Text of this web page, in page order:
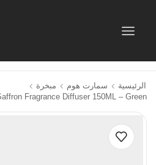
الرئيسية سمارت هوم
مبخرة
Fragrance Diffuser 150ML – Green